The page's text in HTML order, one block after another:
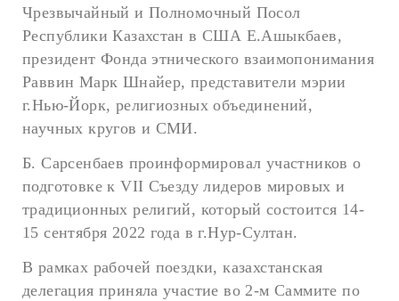
Чрезвычайный и Полномочный Посол
Республики Казахстан в США Е.Ашыкбаев,
президент Фонда этнического взаимопонимания
Раввин Марк Шнайер, представители мэрии
г.Нью-Йорк, религиозных объединений,
научных кругов и СМИ.
Б. Сарсенбаев проинформировал участников о
подготовке к VII Съезду лидеров мировых и
традиционных религий, который состоится 14-
15 сентября 2022 года в г.Нур-Султан.
В рамках рабочей поездки, казахстанская
делегация приняла участие во 2-м Саммите по